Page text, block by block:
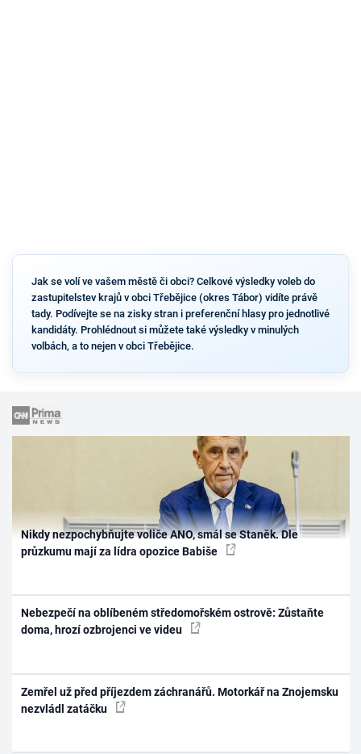
Jak se volí ve vašem městě či obci? Celkové výsledky voleb do
zastupitelstev krajů v obci Třebějice (okres Tábor) vidíte právě
tady. Podívejte se na zisky stran i preferenční hlasy pro jednotlivé
kandidáty. Prohlédnout si můžete také výsledky v minulých
volbách, a to nejen v obci Třebějice.
Nikdy nezpochybňujte voliče ANO, smál se Staněk. Dle
průzkumu mají za lídra opozice Babiše
Nebezpečí na oblíbeném středomořském ostrově: Zůstaňte
doma, hrozí ozbrojenci ve videu
Zemřel už před příjezdem záchranářů. Motorkář na Znojemsku
nezvládl zatáčku